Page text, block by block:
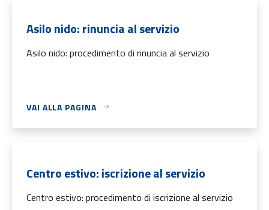
Asilo nido: rinuncia al servizio
Asilo nido: procedimento di rinuncia al servizio
VAI ALLA PAGINA
Centro estivo: iscrizione al servizio
Centro estivo: procedimento di iscrizione al servizio